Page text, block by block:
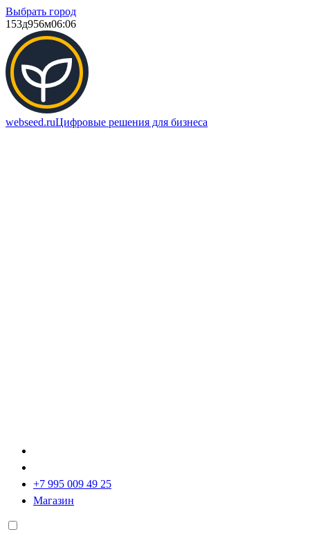
Выбрать город
153д956м06:06
webseed.ruЦифровые решения для бизнеса
+7 995 009 49 25
Магазин